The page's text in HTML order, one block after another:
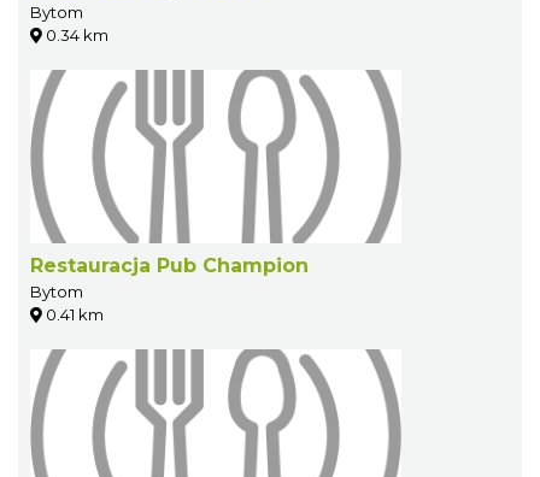
Bytom
0.34 km
Restauracja Pub Champion
Bytom
0.41 km